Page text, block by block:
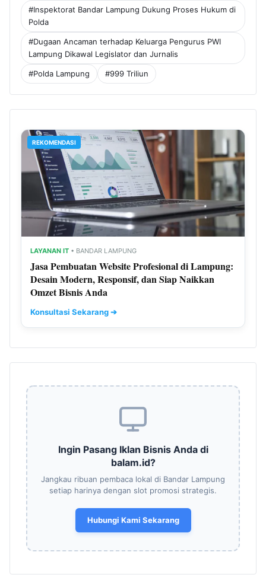
#Inspektorat Bandar Lampung Dukung Proses Hukum di
Polda
#Dugaan Ancaman terhadap Keluarga Pengurus PWI
Lampung Dikawal Legislator dan Jurnalis
#Polda Lampung #999 Triliun
REKOMENDASI
LAYANAN IT • BANDAR LAMPUNG
Jasa Pembuatan Website Profesional di Lampung:
Desain Modern, Responsif, dan Siap Naikkan
Omzet Bisnis Anda
Konsultasi Sekarang ➔
Ingin Pasang Iklan Bisnis Anda di
balam.id?
Jangkau ribuan pembaca lokal di Bandar Lampung
setiap harinya dengan slot promosi strategis.
Hubungi Kami Sekarang